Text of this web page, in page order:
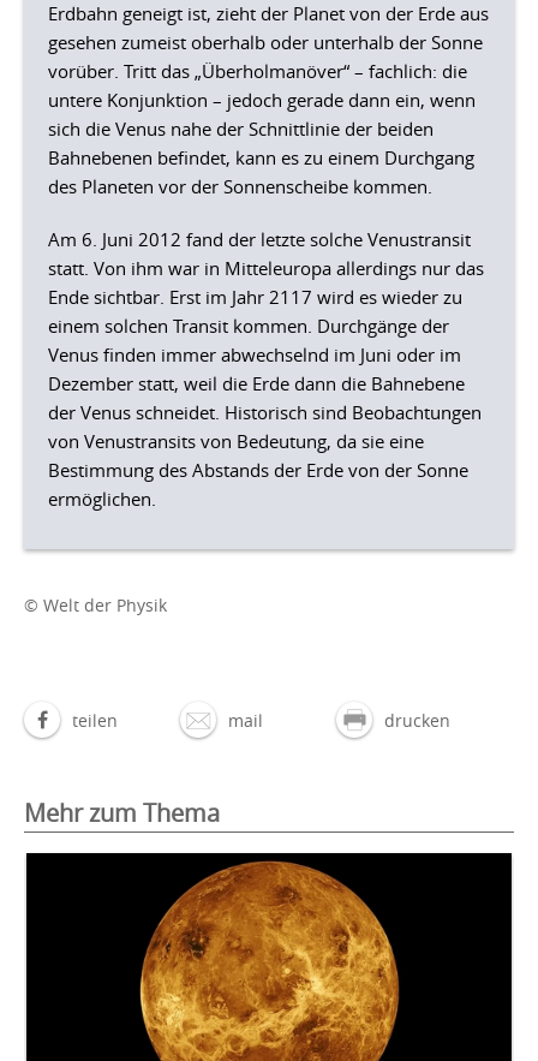
Erdbahn geneigt ist, zieht der Planet von der Erde aus
gesehen zumeist oberhalb oder unterhalb der Sonne
vorüber. Tritt das „Überholmanöver“ – fachlich: die
untere Konjunktion – jedoch gerade dann ein, wenn
sich die Venus nahe der Schnittlinie der beiden
Bahnebenen befindet, kann es zu einem Durchgang
des Planeten vor der Sonnenscheibe kommen.
Am 6. Juni 2012 fand der letzte solche Venustransit
statt. Von ihm war in Mitteleuropa allerdings nur das
Ende sichtbar. Erst im Jahr 2117 wird es wieder zu
einem solchen Transit kommen. Durchgänge der
Venus finden immer abwechselnd im Juni oder im
Dezember statt, weil die Erde dann die Bahnebene
der Venus schneidet. Historisch sind Beobachtungen
von Venustransits von Bedeutung, da sie eine
Bestimmung des Abstands der Erde von der Sonne
ermöglichen.
© Welt der Physik
teilen mail drucken
Mehr zum Thema